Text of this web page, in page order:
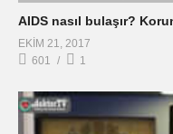
AIDS nasıl bulaşır?
EKIM 21, 2017
601
1